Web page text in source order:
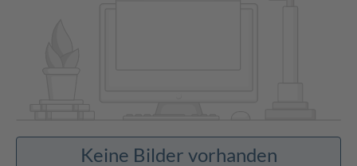
Keine Bilder vorhanden